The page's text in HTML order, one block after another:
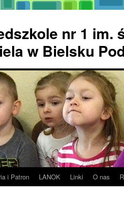
nr 1 im.
w Bielsku
i Patron LANOK Linki O nas